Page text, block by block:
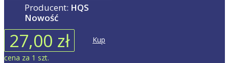
Producent: HQS
Nowość
27,00 zł
Kup
cena za 1 szt.